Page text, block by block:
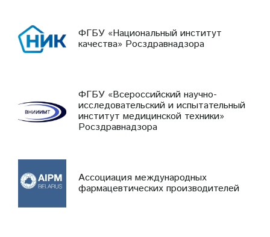
ФГБУ «Национальный институт
качества» Росздравнадзора
ФГБУ «Всероссийский научно-
исследовательский и испытательный
институт медицинской техники»
Росздравнадзора
Ассоциация международных
фармацевтических производителей